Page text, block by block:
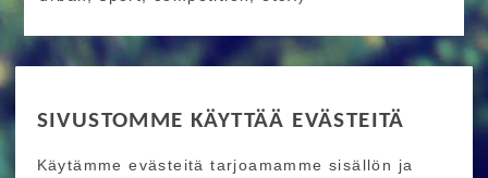
SIVUSTOMME KÄYTTÄÄ EVÄSTEITÄ
Käytämme evästeitä tarjoamamme sisällön ja